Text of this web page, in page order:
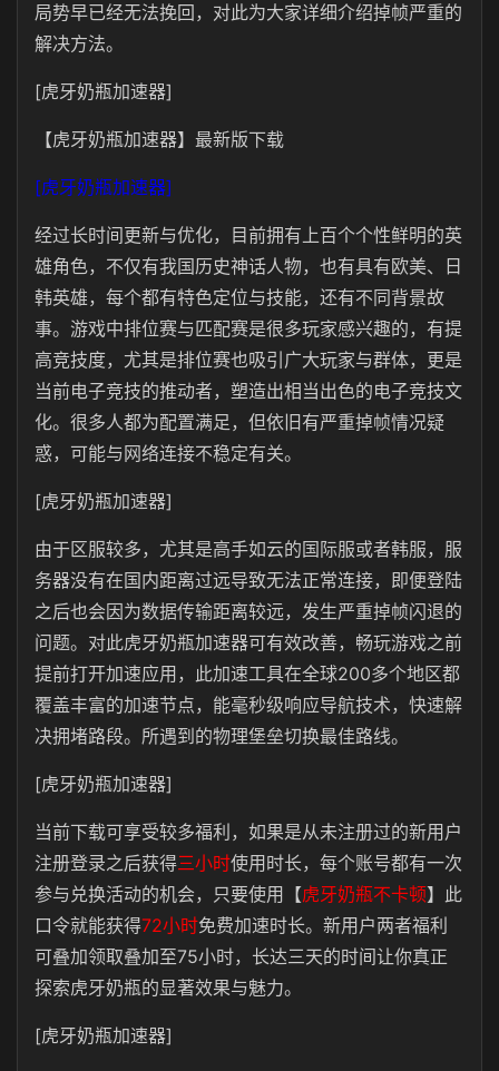
局势早已经无法挽回，对此为大家详细介绍掉帧严重的
解决方法。
[虎牙奶瓶加速器]
【虎牙奶瓶加速器】最新版下载
[虎牙奶瓶加速器]
经过长时间更新与优化，目前拥有上百个个性鲜明的英
雄角色，不仅有我国历史神话人物，也有具有欧美、日
韩英雄，每个都有特色定位与技能，还有不同背景故
事。游戏中排位赛与匹配赛是很多玩家感兴趣的，有提
高竞技度，尤其是排位赛也吸引广大玩家与群体，更是
当前电子竞技的推动者，塑造出相当出色的电子竞技文
化。很多人都为配置满足，但依旧有严重掉帧情况疑
惑，可能与网络连接不稳定有关。
[虎牙奶瓶加速器]
由于区服较多，尤其是高手如云的国际服或者韩服，服
务器没有在国内距离过远导致无法正常连接，即便登陆
之后也会因为数据传输距离较远，发生严重掉帧闪退的
问题。对此虎牙奶瓶加速器可有效改善，畅玩游戏之前
提前打开加速应用，此加速工具在全球200多个地区都
覆盖丰富的加速节点，能毫秒级响应导航技术，快速解
决拥堵路段。所遇到的物理堡垒切换最佳路线。
[虎牙奶瓶加速器]
当前下载可享受较多福利，如果是从未注册过的新用户
注册登录之后获得三小时使用时长，每个账号都有一次
参与兑换活动的机会，只要使用【虎牙奶瓶不卡顿】此
口令就能获得72小时免费加速时长。新用户两者福利
可叠加领取叠加至75小时，长达三天的时间让你真正
探索虎牙奶瓶的显著效果与魅力。
[虎牙奶瓶加速器]